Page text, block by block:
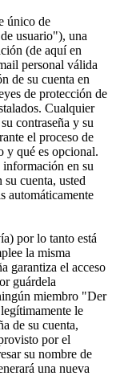
único de
usuario"), una
(de aquí en
personal válida
de su cuenta en
de protección de
Cualquier
contraseña y su
el proceso de
y qué es opcional.
en su
cuenta, usted
automáticamente
por lo tanto está
la misma
garantiza el acceso
guárdela
miembro "Der
le
de su cuenta,
por el
su nombre de
una nueva